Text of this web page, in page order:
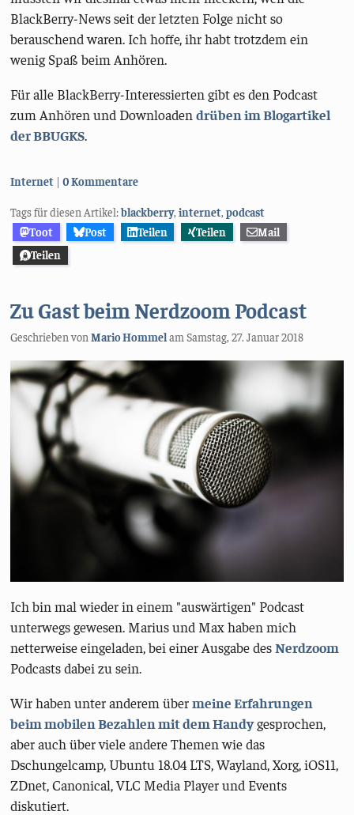
BlackBerry-News seit der letzten Folge nicht so
berauschend waren. Ich hoffe, ihr habt trotzdem ein
wenig Spaß beim Anhören.
Für alle BlackBerry-Interessierten gibt es den Podcast
zum Anhören und Downloadendrüben im Blogartikel
der BBUGKS.
Kategorien:
Internet 0 Kommentare
Tags für diesen Artikel:blackberry,internet,podcast
Toot
Post Teilen Teilen
Mail
Teilen
Zu Gast beim Nerdzoom Podcast
Geschrieben vonMario HommelamSamstag, 27. Januar 2018
Ich bin mal wieder in einem "auswärtigen" Podcast
unterwegs gewesen. Marius und Max haben mich
netterweise eingeladen, bei einer Ausgabe desNerdzoom
Podcasts dabei zu sein.
Wir haben unter anderem übermeine Erfahrungen
beim mobilen Bezahlen mit dem Handygesprochen,
aber auch über viele andere Themen wie das
Dschungelcamp, Ubuntu 18.04 LTS, Wayland, Xorg, iOS11,
ZDnet, Canonical, VLC Media Player und Events
diskutiert.